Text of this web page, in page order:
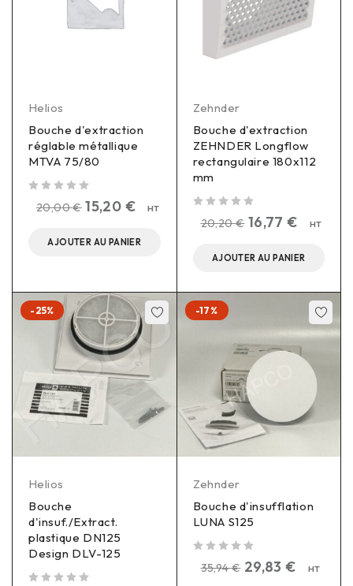
Helios
Bouche d'extraction
réglable métallique
MTVA 75/80
20,00€ 15,20 € HT
AJOUTER AU PANIER
Zehnder
Bouche d'extraction
ZEHNDER Longflow
rectangulaire 180x112
mm
20,20€ 16,77€ HT
AJOUTER AU PANIER
-25%
Helios
Bouche
d'insuf./Extract.
plastique DN125
Design DLV-125
-17%
Zehnder
Bouche d'insufflation
LUNA S125
35,94€ 29,83€ HT